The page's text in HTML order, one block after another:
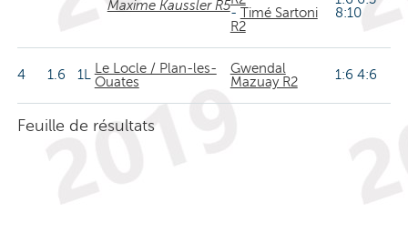
Maxime Kaussler R5- Timé Sartoni
R2
8:10
4 1.6 1L Le Locle / Plan-les-
Ouates
Gwendal
Mazuay R2
1:6 4:6
Feuille de résultats